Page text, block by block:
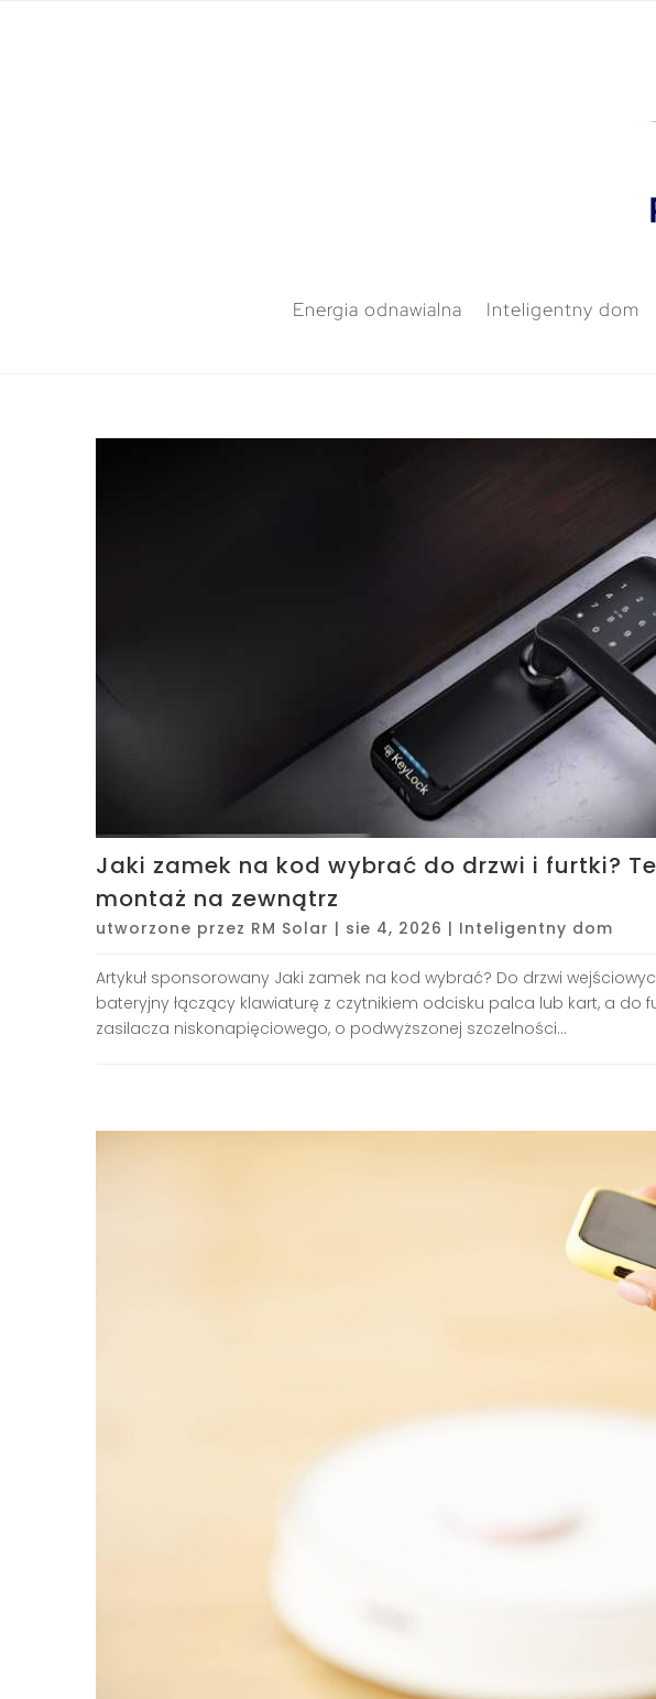
Energia odnawialna Inteligentny dom
Jaki zamek na kod wybrać do drzwi i furtki?
montaż na zewnątrz
utworzone przez RM Solar | sie 4, 2026 | Inteligentny dom
Artykuł sponsorowany Jaki zamek na kod wybrać? Do drzwi
bateryjny łączący klawiaturę z czytnikiem odcisku palca lub kart, a do
zasilacza niskonapięciowego, o podwyższonej szczelności...